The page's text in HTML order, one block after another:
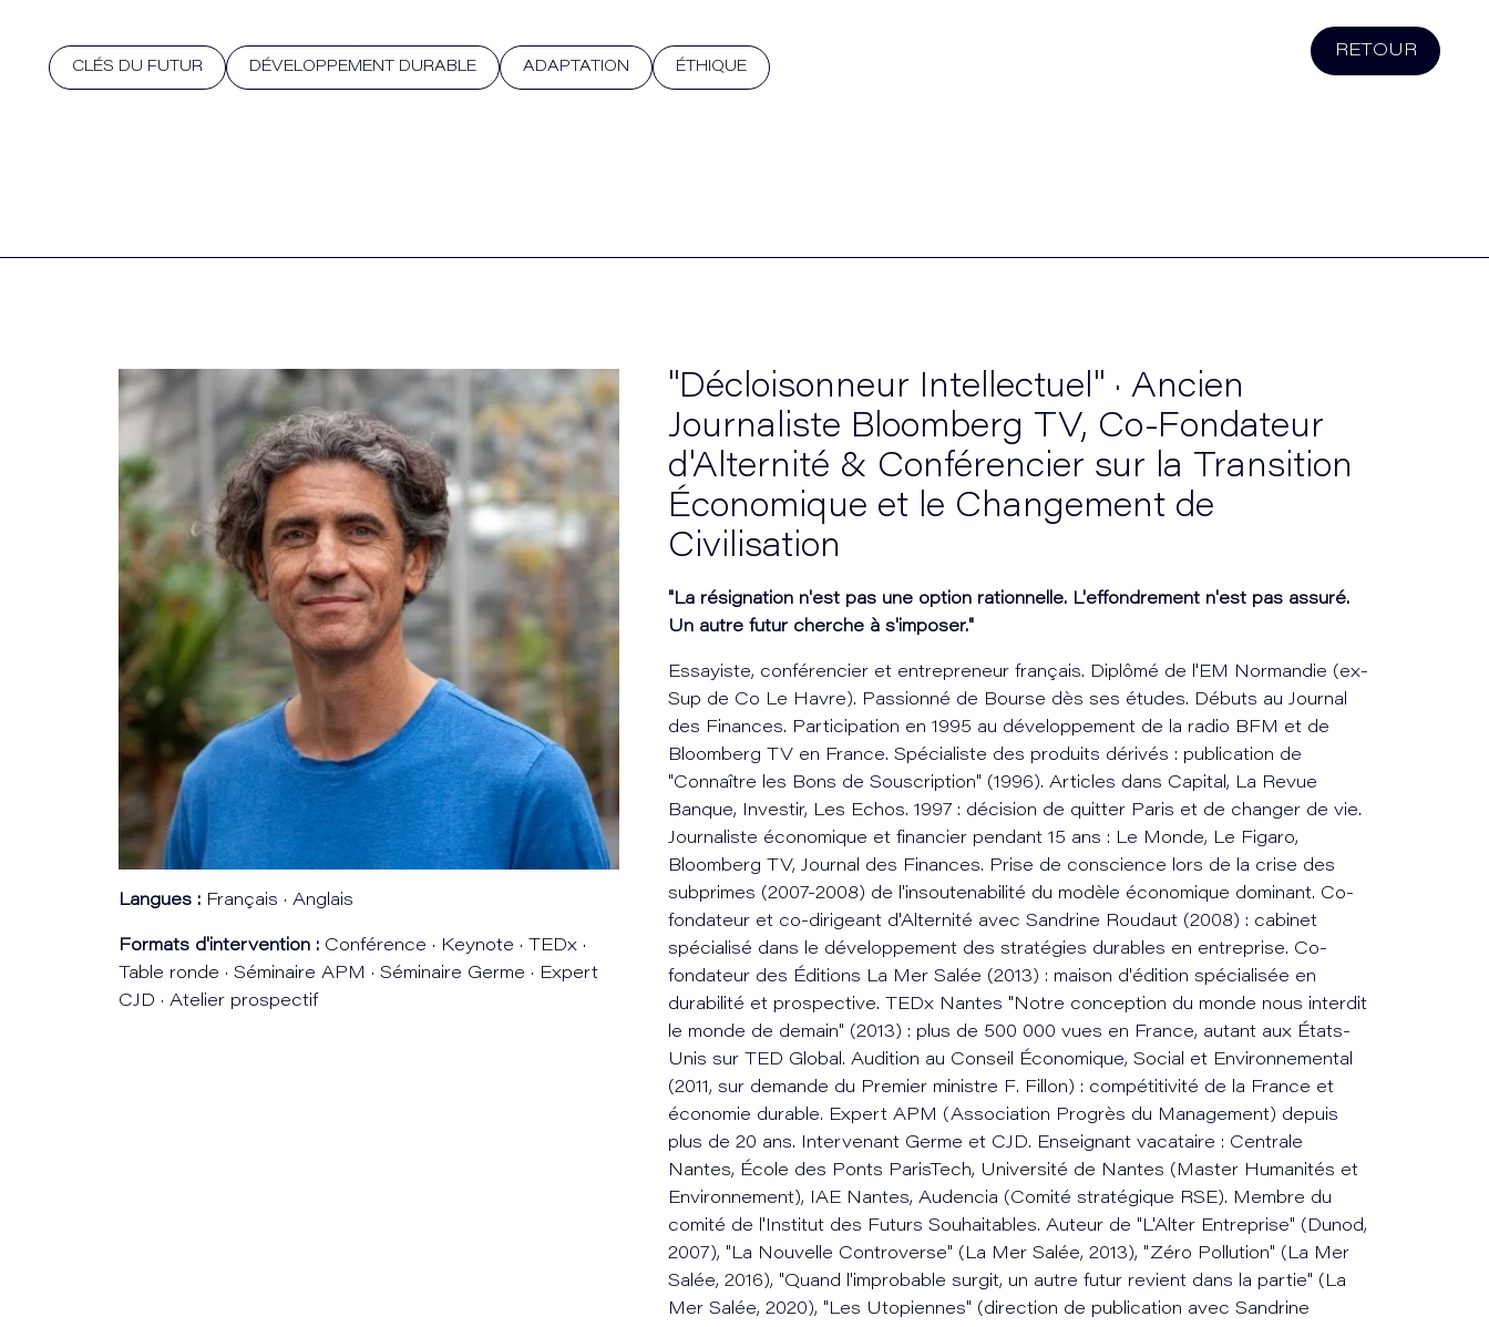
CLÉS DU FUTUR DÉVELOPPEMENT DURABLE ADAPTATION ÉTHIQUE
RETOUR
Langues :Français · Anglais
Formats d'intervention :Conférence · Keynote · TEDx ·
Table ronde · Séminaire APM · Séminaire Germe · Expert
CJD · Atelier prospectif
"Décloisonneur Intellectuel" · Ancien
Journaliste Bloomberg TV, Co-Fondateur
d'Alternité & Conférencier sur la Transition
Économique et le Changement de
Civilisation
"La résignation n'est pas une option rationnelle. L'effondrement n'est pas assuré.
Un autre futur cherche à s'imposer."
Essayiste, conférencier et entrepreneur français. Diplômé de l'EM Normandie (ex-
Sup de Co Le Havre). Passionné de Bourse dès ses études. Débuts au Journal
des Finances. Participation en 1995 au développement de la radio BFM et de
Bloomberg TV en France. Spécialiste des produits dérivés : publication de
"Connaître les Bons de Souscription" (1996). Articles dans Capital, La Revue
Banque, Investir, Les Echos. 1997 : décision de quitter Paris et de changer de vie.
Journaliste économique et financier pendant 15 ans : Le Monde, Le Figaro,
Bloomberg TV, Journal des Finances. Prise de conscience lors de la crise des
subprimes (2007-2008) de l'insoutenabilité du modèle économique dominant. Co-
fondateur et co-dirigeant d'Alternité avec Sandrine Roudaut (2008) : cabinet
spécialisé dans le développement des stratégies durables en entreprise. Co-
fondateur des Éditions La Mer Salée (2013) : maison d'édition spécialisée en
durabilité et prospective. TEDx Nantes "Notre conception du monde nous interdit
le monde de demain" (2013) : plus de 500 000 vues en France, autant aux États-
Unis sur TED Global. Audition au Conseil Économique, Social et Environnemental
(2011, sur demande du Premier ministre F. Fillon) : compétitivité de la France et
économie durable. Expert APM (Association Progrès du Management) depuis
plus de 20 ans. Intervenant Germe et CJD. Enseignant vacataire : Centrale
Nantes, École des Ponts ParisTech, Université de Nantes (Master Humanités et
Environnement), IAE Nantes, Audencia (Comité stratégique RSE). Membre du
comité de l'Institut des Futurs Souhaitables. Auteur de "L'Alter Entreprise" (Dunod,
2007), "La Nouvelle Controverse" (La Mer Salée, 2013), "Zéro Pollution" (La Mer
Salée, 2016), "Quand l'improbable surgit, un autre futur revient dans la partie" (La
Mer Salée, 2020), "Les Utopiennes" (direction de publication avec Sandrine